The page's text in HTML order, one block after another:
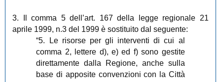
3. Il comma 5 dell’art. 167 della legge regionale 21
aprile 1999, n.3 del 1999 è sostituito dal seguente:
“5. Le risorse per gli interventi di cui al
comma 2, lettere d), e) ed f) sono gestite
direttamente dalla Regione, anche sulla
base di apposite convenzioni con la Città